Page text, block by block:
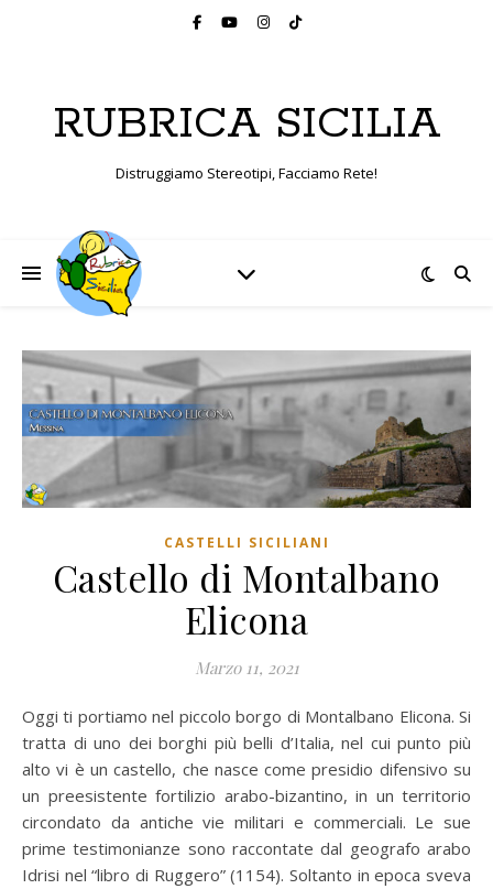
RUBRICA SICILIA
Distruggiamo Stereotipi, Facciamo Rete!
CASTELLI SICILIANI
Castello di Montalbano
Elicona
Marzo 11, 2021
Oggi ti portiamo nel piccolo borgo di Montalbano Elicona. Si
tratta di uno dei borghi più belli d’Italia, nel cui punto più
alto vi è un castello, che nasce come presidio difensivo su
un preesistente fortilizio arabo-bizantino, in un territorio
circondato da antiche vie militari e commerciali. Le sue
prime testimonianze sono raccontate dal geografo arabo
Idrisi nel “libro di Ruggero” (1154). Soltanto in epoca sveva